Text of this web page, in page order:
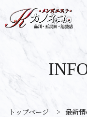
トップページ > 最新情